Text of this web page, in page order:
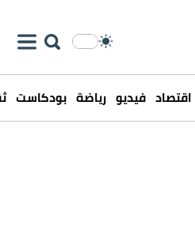
اقتصاد فيديو رياضة بودكاست